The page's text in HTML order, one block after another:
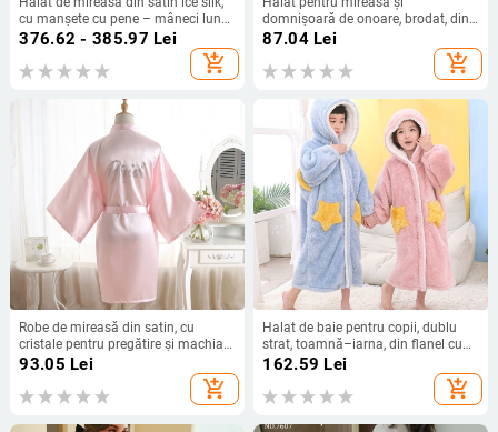
cu manșete cu pene – mâneci lungi,
ultra-subțire 81–100 g/m², guler tip
376.62 - 385.97 Lei
add_shopping_cart
domnișoară de onoare, brodat, din
mătase sintetică, mâneci lungi,
87.04Lei
add_shopping_cart
Robe de mireasă din satin, cu
cristale pentru pregătire și machiaj
de dimineață, cardigan din imitatie
93.05 Lei
add_shopping_cart
Halat de baie pentru copii, dublu
strat, toamnă–iarna, din flanel cu
fleece coral, gros, potrivit pentru
162.59 Lei
add_shopping_cart